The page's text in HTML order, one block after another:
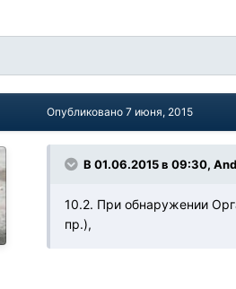
Опубликовано7 июня, 2015
В 01.06.2015 в 09:30,
10.2. При обнаружении
пр.),